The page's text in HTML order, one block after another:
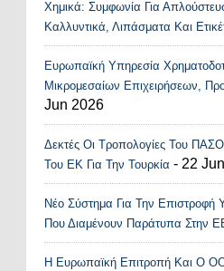
Χημικά: Συμφωνία Για
Καλλυντικά, Λιπάσματα Και
Ευρωπαϊκή Υπηρεσία
Μικρομεσαίων Επιχειρήσεων,
Jun 2026
Δεκτές Οι Τροπολογίες Του
Του ΕΚ Για Την Τουρκία - 22
Νέο Σύστημα Για Την
Που Διαμένουν Παράτυπα Στην
Η Ευρωπαϊκή Επιτροπή Και Ο